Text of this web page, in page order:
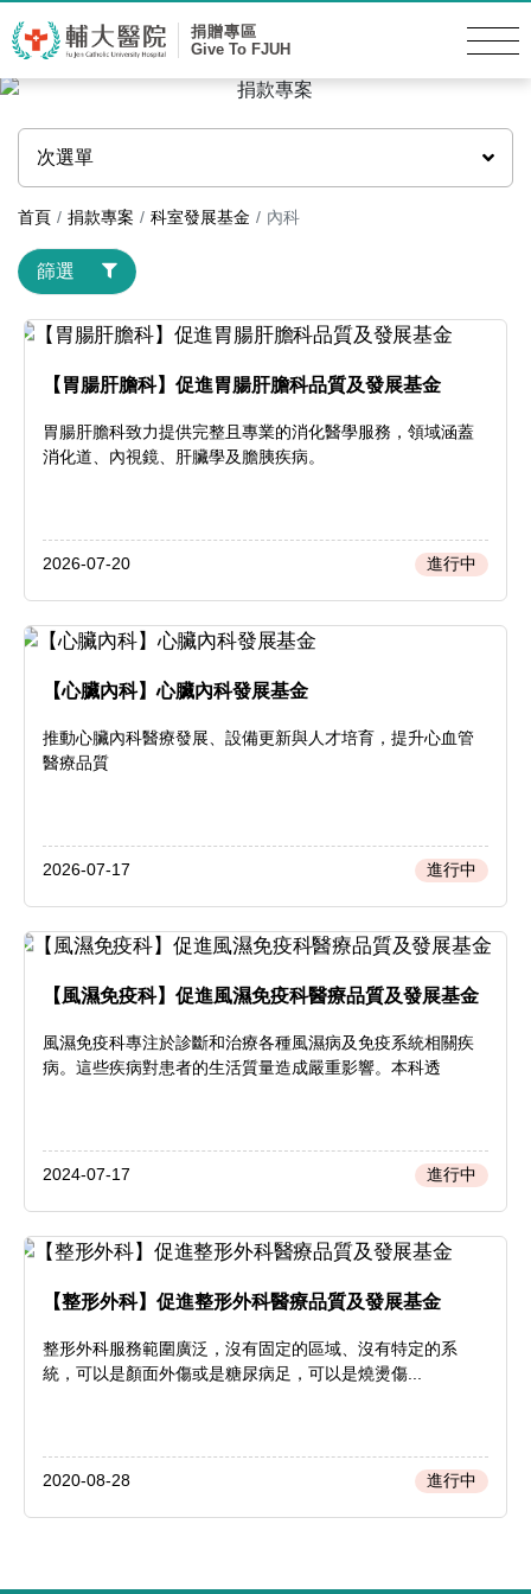
捐贈專區
Give To FJUH
次選單
首頁 捐款專案 科室發展基金 內科
篩選
【胃腸肝膽科】促進胃腸肝膽科品質及發展基金
胃腸肝膽科致力提供完整且專業的消化醫學服務，領域涵蓋
消化道、內視鏡、肝臟學及膽胰疾病。
2026-07-20 進行中
【心臟內科】心臟內科發展基金
推動心臟內科醫療發展、設備更新與人才培育，提升心血管
醫療品質
2026-07-17 進行中
【風濕免疫科】促進風濕免疫科醫療品質及發展基金
風濕免疫科專注於診斷和治療各種風濕病及免疫系統相關疾
病。這些疾病對患者的生活質量造成嚴重影響。本科透
2024-07-17 進行中
【整形外科】促進整形外科醫療品質及發展基金
整形外科服務範圍廣泛，沒有固定的區域、沒有特定的系
統，可以是顏面外傷或是糖尿病足，可以是燒燙傷...
2020-08-28 進行中